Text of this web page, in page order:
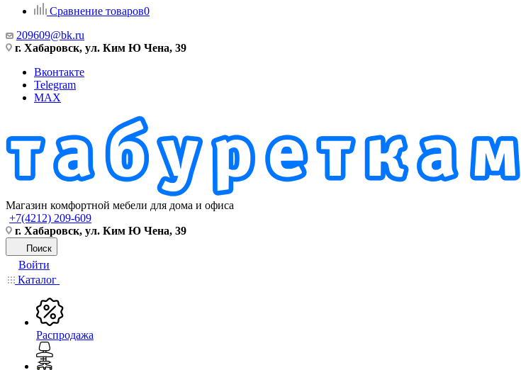
Сравнение товаров0
209609@bk.ru
г. Хабаровск, ул. Ким Ю Чена, 39
Вконтакте
Telegram
MAX
Магазин комфортной мебели для дома и офиса
+7(4212) 209-609
г. Хабаровск, ул. Ким Ю Чена, 39
Поиск
Войти
Каталог
Распродажа